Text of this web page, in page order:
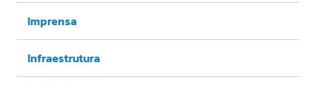
Imprensa
Infraestrutura